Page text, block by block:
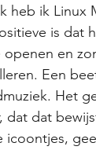
heb ik
is dat
en
Een
Het
dat dat